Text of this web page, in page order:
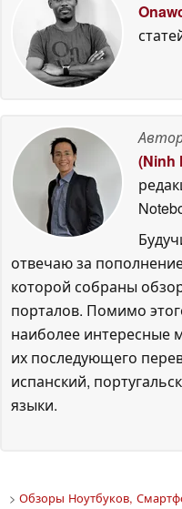
(Ninh
отвечаю за
которой собраны
порталов. Помимо
наиболее интересные
их последующего
испанский,
языки.
> Обзоры Ноутбуков,